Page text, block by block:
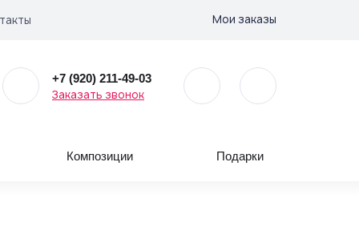
Мои заказы
+7 (920) 211-49-03
Заказать звонок
Композиции Подарки